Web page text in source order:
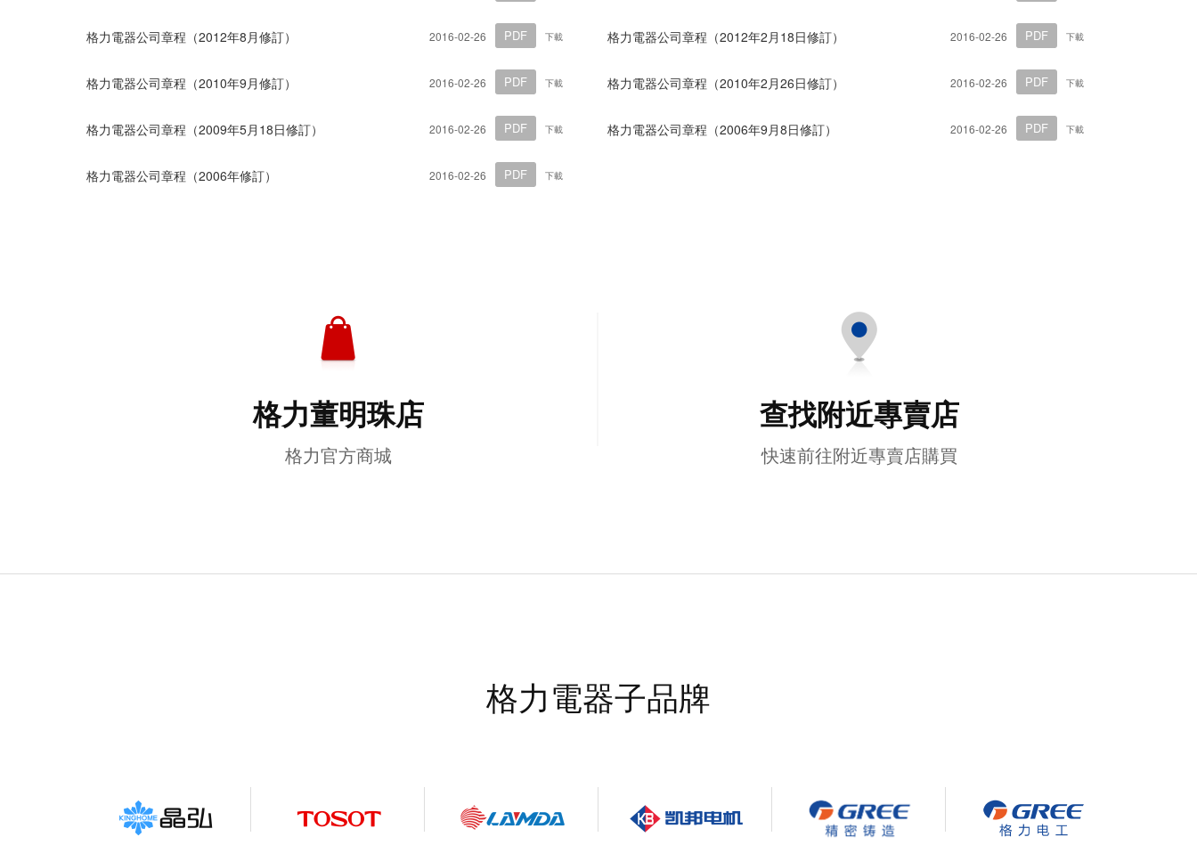
格力電器公司章程（2012年8月修訂） 下載
PDF
2016-02-26 格力電器公司章程（2012年2月18日修訂） 下載
PDF
2016-02-26
格力電器公司章程（2010年9月修訂） 下載
PDF
2016-02-26 格力電器公司章程（2010年2月26日修訂） 下載
PDF
2016-02-26
格力電器公司章程（2009年5月18日修訂） 下載
PDF
2016-02-26 格力電器公司章程（2006年9月8日修訂） 下載
PDF
2016-02-26
格力電器公司章程（2006年修訂） 下載
PDF
2016-02-26
格力董明珠店
格力官方商城
查找附近專賣店
快速前往附近專賣店購買
格力電器子品牌